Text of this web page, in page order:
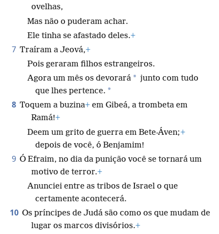
ovelhas,
Mas não o puderam achar.
Ele tinha se afastado deles.+
7 Traíram a Jeová,+
Pois geraram filhos estrangeiros.
Agora um mês os devorará * junto com tudo
que lhes pertence. *
8 Toquem a buzina+ em Gibeá, a trombeta em
Ramá!+
Deem um grito de guerra em Bete-Áven;+
depois de você, ó Benjamim!
9 Ó Efraim, no dia da punição você se tornará um
motivo de terror.+
Anunciei entre as tribos de Israel o que
certamente acontecerá.
10 Os príncipes de Judá são como os que mudam de
lugar os marcos divisórios.+